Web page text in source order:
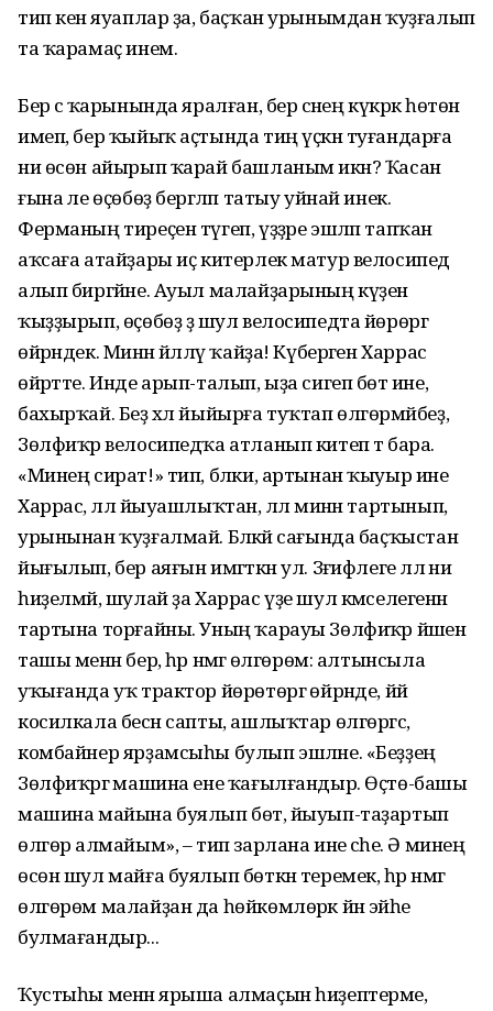
тип кенә яуаплар ҙа, баҫҡан урынымдан ҡуҙғалып
та ҡарамаҫ инем.
Бер әсә ҡарынында яралған, бер әсәнең күкрәк һөтөн
имеп, бер ҡыйыҡ аҫтында тиң үҫкән туғандарға
ни өсөн айырып ҡарай башланым икән? Ҡасан
ғына әле өҫөбөҙ бергәләп татыу уйнай инек.
Ферманың тиреҫен түгеп, үҙҙәре эшләп тапҡан
аҡсаға атайҙары иҫ китерлек матур велосипед
алып биргәйне. Ауыл малайҙарының күҙен
ҡыҙҙырып, өҫөбөҙ ҙә шул велосипедта йөрөргә
өйрәндек. Минән йәлләү ҡайҙа! Күберәген Харрас
өйрәтте. Инде арып-талып, ыҙа сигеп бөтә ине,
бахырҡай. Беҙ хәл йыйырға туҡтап өлгөрмәйбеҙ,
Зөлфиҡәр велосипедҡа атланып китеп тә бара.
«Минең сират!» тип, бәлки, артынан ҡыуыр ине
Харрас, әллә йыуашлыҡтан, әллә минән тартынып,
урынынан ҡуҙғалмай. Бәләкәй сағында баҫҡыстан
йығылып, бер аяғын имгәткән ул. Зәғифлеге әллә ни
һиҙелмәй, шулай ҙа Харрас үҙе шул кәмселегенән
тартына торғайны. Уның ҡарауы Зөлфиҡәр йәшен
ташы менән бер, һәр нәмәгә өлгөрөм: алтынсыла
уҡығанда уҡ трактор йөрөтөргә өйрәнде, йәй
косилкала бесән сапты, ашлыҡтар өлгөргәс,
комбайнер ярҙамсыһы булып эшләне. «Беҙҙең
Зөлфиҡәргә машина ене ҡағылғандыр. Өҫтө-башы
машина майына буялып бөтә, йыуып-таҙартып
өлгөрә алмайым», – тип зарлана ине әсәһе. Ә минең
өсөн шул майға буялып бөткән теремек, һәр нәмәгә
өлгөрөм малайҙан да һөйкөмлөрәк йән эйәһе
булмағандыр...
Ҡустыһы менән ярыша алмаҫын һиҙептерме,